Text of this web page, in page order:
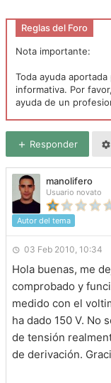
Reglas del Foro
Nota importante:
Toda ayuda
informativa. Por
ayuda de un
Responder
manolifero
Usuario novato
Autor del tema
03 Feb 2010, 10:34
Hola buenas, me
comprobado y
medido con el
ha dado 150 V. No
de tensión
de derivación.